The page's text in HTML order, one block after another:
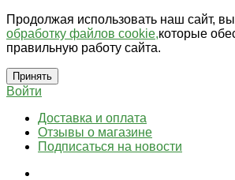
Продолжая использовать наш сайт, вы
обработку файлов cookie,которые
правильную работу сайта.
Принять
Войти
Доставка и оплата
Отзывы о магазине
Подписаться на новости